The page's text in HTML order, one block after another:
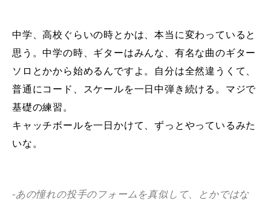
中学、高校ぐらいの時とかは、本当に変わっていると
思う。中学の時、ギターはみんな、有名な曲のギター
ソロとかから始めるんですよ。自分は全然違うくて、
普通にコード、スケールを一日中弾き続ける。マジで
基礎の練習。
キャッチボールを一日かけて、ずっとやっているみた
いな。
-あの憧れの投手のフォームを真似して、とかではな